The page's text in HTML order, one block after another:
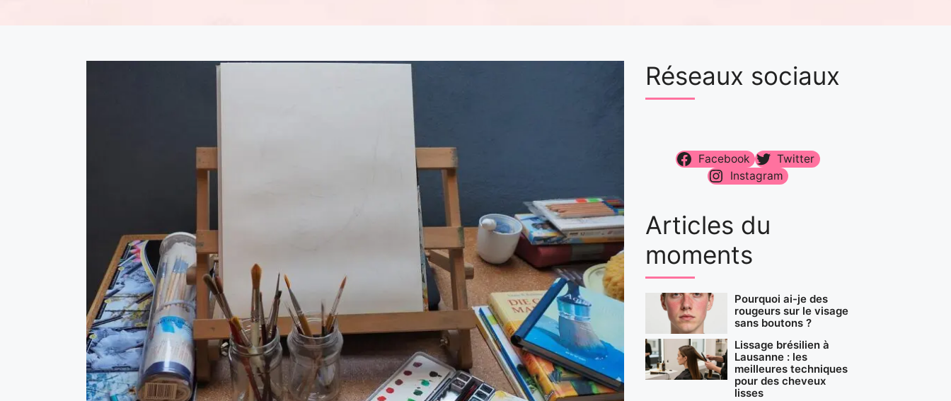
Réseaux sociaux
Facebook
Twitter
Instagram
Articles du
moments
Pourquoi ai-je des
rougeurs sur le visage
sans boutons ?
Lissage brésilien à
Lausanne : les
meilleures techniques
pour des cheveux
lisses